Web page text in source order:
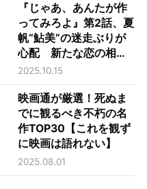
『じゃあ、あんたが作
ってみろよ』第2話、夏
帆“鮎美”の迷走ぶりが
心配 新たな恋の相手
に「大丈夫そう？」の
声も
2025.10.15
映画通が厳選！死ぬま
でに観るべき不朽の名
作TOP30【これを観ず
に映画は語れない】
2025.08.01